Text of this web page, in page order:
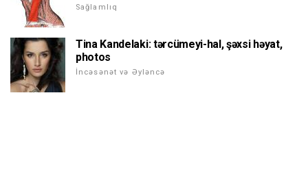
Sağlamlıq
Tina Kandelaki: tərcümeyi-hal, şəxsi həyat,
photos
İncəsənət və Əyləncə